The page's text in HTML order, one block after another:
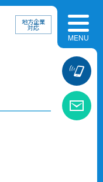
地方企業
対応